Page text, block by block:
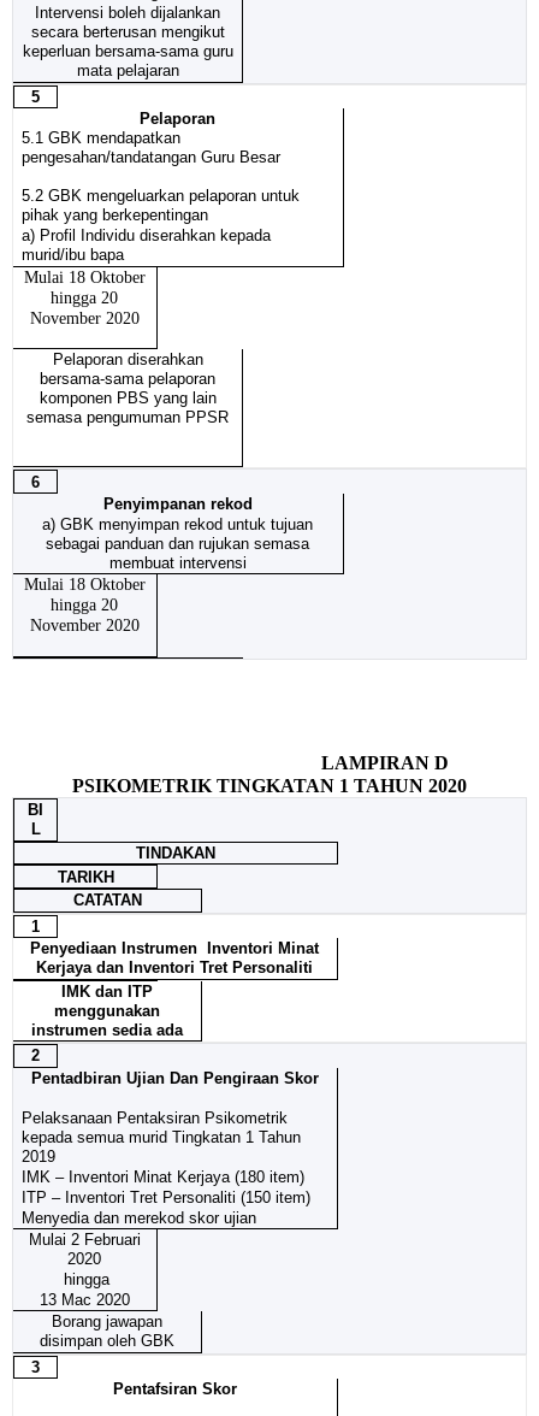
Intervensi boleh dijalankan
secara berterusan mengikut
keperluan bersama-sama guru
mata pelajaran
5
Pelaporan
5.1 GBK mendapatkan
pengesahan/tandatangan Guru Besar
5.2 GBK mengeluarkan pelaporan untuk
pihak yang berkepentingan
a) Profil Individu diserahkan kepada
murid/ibu bapa
Mulai 18 Oktober
hingga 20
November 2020
Pelaporan diserahkan
bersama-sama pelaporan
komponen PBS yang lain
semasa pengumuman PPSR
6
Penyimpanan rekod
a) GBK menyimpan rekod untuk tujuan
sebagai panduan dan rujukan semasa
membuat intervensi
Mulai 18 Oktober
hingga 20
November 2020
LAMPIRAN D
PSIKOMETRIK TINGKATAN 1 TAHUN 2020
BI
L
TINDAKAN
TARIKH
CATATAN
1
Penyediaan Instrumen Inventori Minat
Kerjaya dan Inventori Tret Personaliti
IMK dan ITP
menggunakan
instrumen sedia ada
2
Pentadbiran Ujian Dan Pengiraan Skor
Pelaksanaan Pentaksiran Psikometrik
kepada semua murid Tingkatan 1 Tahun
2019
IMK – Inventori Minat Kerjaya (180 item)
ITP – Inventori Tret Personaliti (150 item)
Menyedia dan merekod skor ujian
Mulai 2 Februari
2020
hingga
13 Mac 2020
Borang jawapan
disimpan oleh GBK
3
Pentafsiran Skor